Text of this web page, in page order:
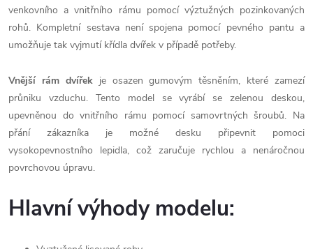
venkovního a vnitřního rámu pomocí výztužných pozinkovaných
rohů. Kompletní sestava není spojena pomocí pevného pantu a
umožňuje tak vyjmutí křídla dvířek v případě potřeby.
Vnější rám dvířekje osazen gumovým těsněním, které zamezí
průniku vzduchu. Tento model se vyrábí se zelenou deskou,
upevněnou do vnitřního rámu pomocí samovrtných šroubů. Na
přání zákazníka je možné desku připevnit pomoci
vysokopevnostního lepidla, což zaručuje rychlou a nenáročnou
povrchovou úpravu.
Hlavní výhody modelu: